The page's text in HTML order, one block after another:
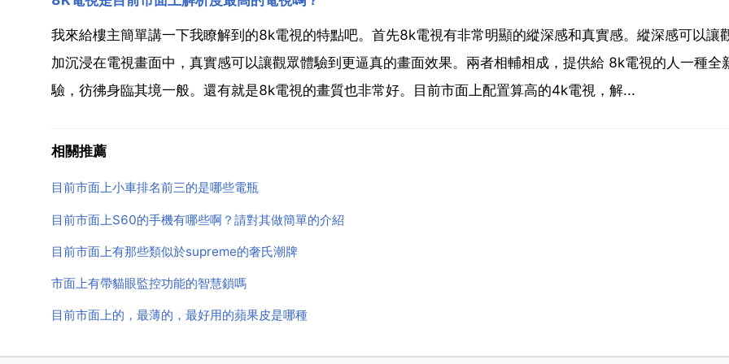
我來給樓主簡單講一下我瞭解到的8k電視的特點吧。首先8k電視有非常明顯的縱深感和真實感。縱深感可以讓
加沉浸在電視畫面中，真實感可以讓觀眾體驗到更逼真的畫面效果。兩者相輔相成，提供給 8k電視的人一種全
驗，彷彿身臨其境一般。還有就是8k電視的畫質也非常好。目前市面上配置算高的4k電視，解...
相關推薦
目前市面上小車排名前三的是哪些電瓶
目前市面上S60的手機有哪些啊？請對其做簡單的介紹
目前市面上有那些類似於supreme的奢氏潮牌
市面上有帶貓眼監控功能的智慧鎖嗎
目前市面上的，最薄的，最好用的蘋果皮是哪種